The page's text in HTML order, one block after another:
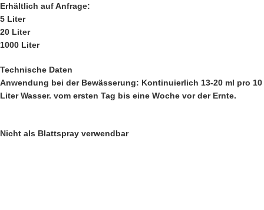
Erhältlich auf Anfrage:
5 Liter
20 Liter
1000 Liter
Technische Daten
Anwendung bei der Bewässerung: Kontinuierlich 13-20 ml pro 10
Liter Wasser. vom ersten Tag bis eine Woche vor der Ernte.
Nicht als Blattspray verwendbar